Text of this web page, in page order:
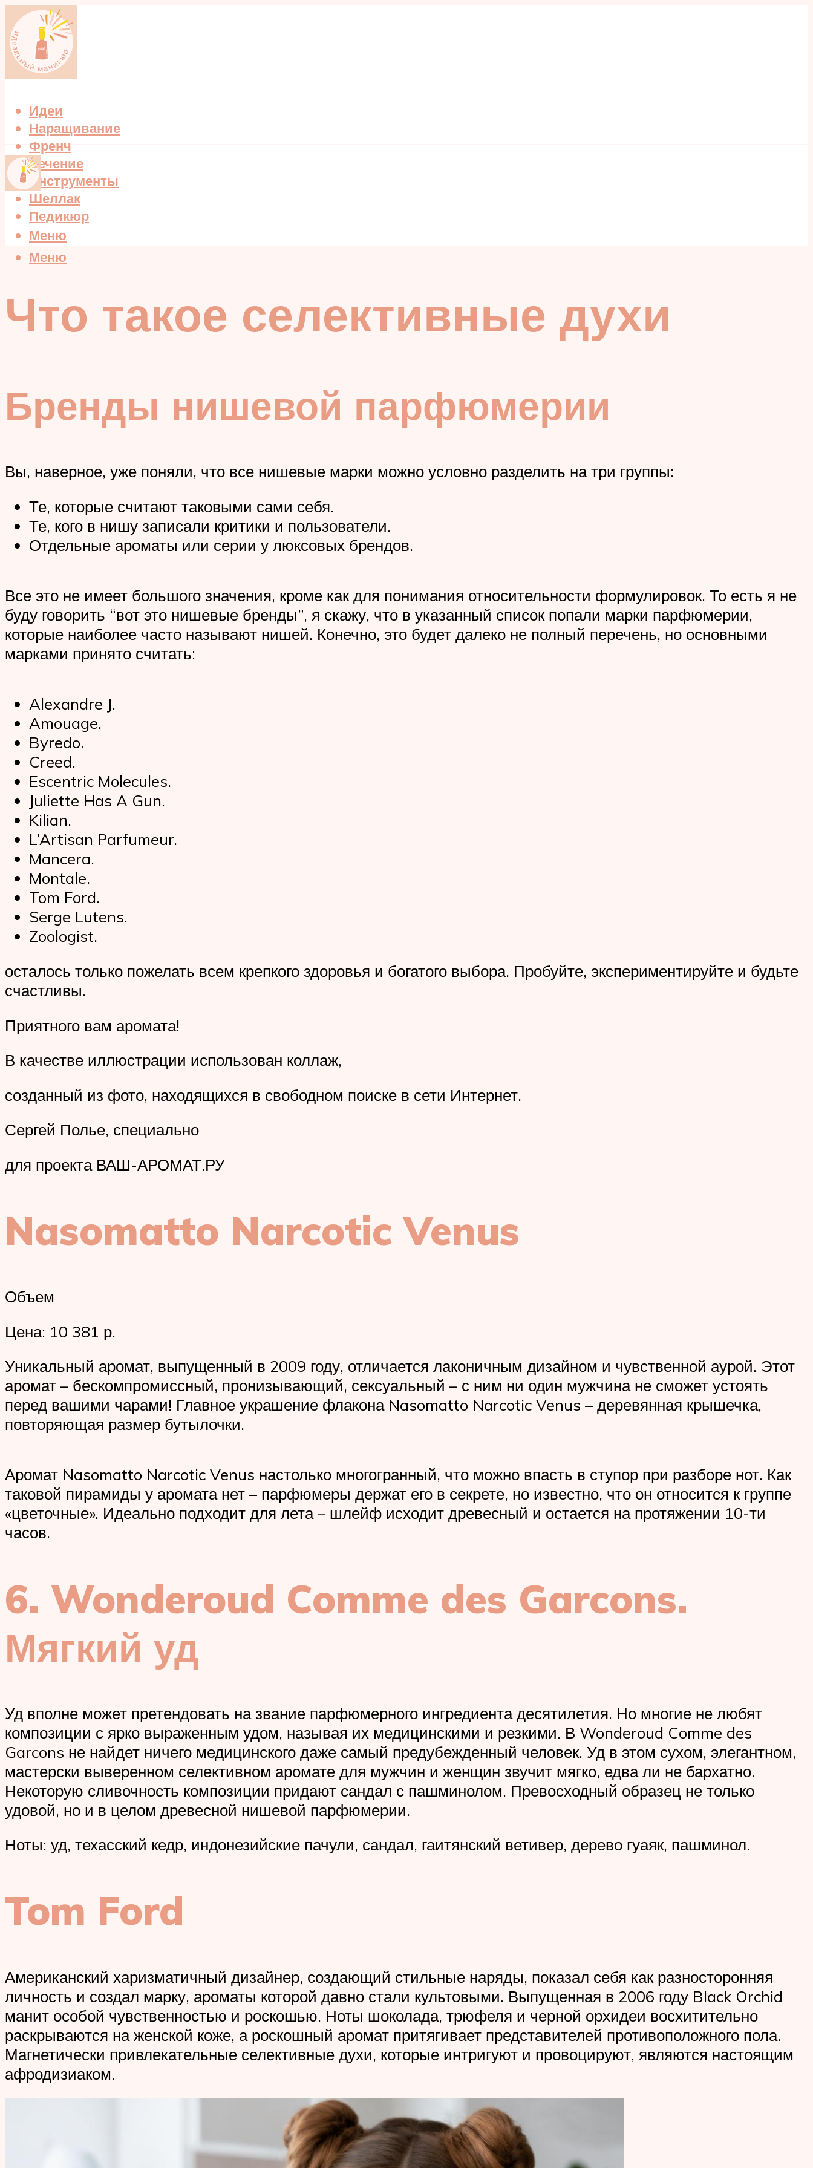
Идеи
Наращивание
Френч
Лечение
Инструменты
Шеллак
Педикюр
Меню
Меню
Что такое селективные духи
Бренды нишевой парфюмерии
Вы, наверное, уже поняли, что все нишевые марки можно условно разделить на три группы:
Те, которые считают таковыми сами себя.
Те, кого в нишу записали критики и пользователи.
Отдельные ароматы или серии у люксовых брендов.
Все это не имеет большого значения, кроме как для понимания относительности формулировок. То есть я не
буду говорить “вот это нишевые бренды”, я скажу, что в указанный список попали марки парфюмерии,
которые наиболее часто называют нишей. Конечно, это будет далеко не полный перечень, но основными
марками принято считать:
Alexandre J.
Amouage.
Byredo.
Creed.
Escentric Molecules.
Juliette Has A Gun.
Kilian.
L’Artisan Parfumeur.
Mancera.
Montale.
Tom Ford.
Serge Lutens.
Zoologist.
осталось только пожелать всем крепкого здоровья и богатого выбора. Пробуйте, экспериментируйте и будьте
счастливы.
Приятного вам аромата!
В качестве иллюстрации использован коллаж,
созданный из фото, находящихся в свободном поиске в сети Интернет.
Сергей Полье, специально
для проекта ВАШ-АРОМАТ.РУ
Nasomatto Narcotic Venus
Объем
Цена: 10 381 р.
Уникальный аромат, выпущенный в 2009 году, отличается лаконичным дизайном и чувственной аурой. Этот
аромат – бескомпромиссный, пронизывающий, сексуальный – с ним ни один мужчина не сможет устоять
перед вашими чарами! Главное украшение флакона Nasomatto Narcotic Venus – деревянная крышечка,
повторяющая размер бутылочки.
Аромат Nasomatto Narcotic Venus настолько многогранный, что можно впасть в ступор при разборе нот. Как
таковой пирамиды у аромата нет – парфюмеры держат его в секрете, но известно, что он относится к группе
«цветочные». Идеально подходит для лета – шлейф исходит древесный и остается на протяжении 10-ти
часов.
6. Wonderoud Comme des Garcons.
Мягкий уд
Уд вполне может претендовать на звание парфюмерного ингредиента десятилетия. Но многие не любят
композиции с ярко выраженным удом, называя их медицинскими и резкими. В Wonderoud Comme des
Garcons не найдет ничего медицинского даже самый предубежденный человек. Уд в этом сухом, элегантном,
мастерски выверенном селективном аромате для мужчин и женщин звучит мягко, едва ли не бархатно.
Некоторую сливочность композиции придают сандал с пашминолом. Превосходный образец не только
удовой, но и в целом древесной нишевой парфюмерии.
Ноты: уд, техасский кедр, индонезийские пачули, сандал, гаитянский ветивер, дерево гуаяк, пашминол.
Tom Ford
Американский харизматичный дизайнер, создающий стильные наряды, показал себя как разносторонняя
личность и создал марку, ароматы которой давно стали культовыми. Выпущенная в 2006 году Black Orchid
манит особой чувственностью и роскошью. Ноты шоколада, трюфеля и черной орхидеи восхитительно
раскрываются на женской коже, а роскошный аромат притягивает представителей противоположного пола.
Магнетически привлекательные селективные духи, которые интригуют и провоцируют, являются настоящим
афродизиаком.